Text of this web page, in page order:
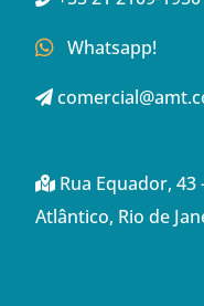
Whatsapp!
Rua Equador, 43
Atlântico, Rio de